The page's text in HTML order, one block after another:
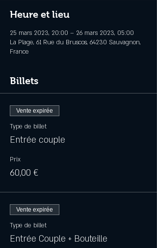
Heure et lieu
25 mars 2023, 20:00 – 26 mars 2023, 05:00
La Plage, 61 Rue du Bruscos, 64230 Sauvagnon,
France
Billets
Vente expirée
Type de billet
Entrée couple
Prix
60,00 €
Vente expirée
Type de billet
Entrée Couple + Bouteille